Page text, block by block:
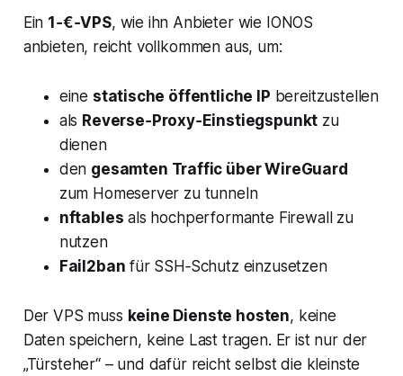
Ein 1‑€‑VPS, wie ihn Anbieter wie IONOS
anbieten, reicht vollkommen aus, um:
eine statische öffentliche IP bereitzustellen
als Reverse‑Proxy‑Einstiegspunkt zu
dienen
den gesamten Traffic über WireGuard
zum Homeserver zu tunneln
nftables als hochperformante Firewall zu
nutzen
Fail2ban für SSH‑Schutz einzusetzen
Der VPS muss keine Dienste hosten, keine
Daten speichern, keine Last tragen. Er ist nur der
„Türsteher“ – und dafür reicht selbst die kleinste